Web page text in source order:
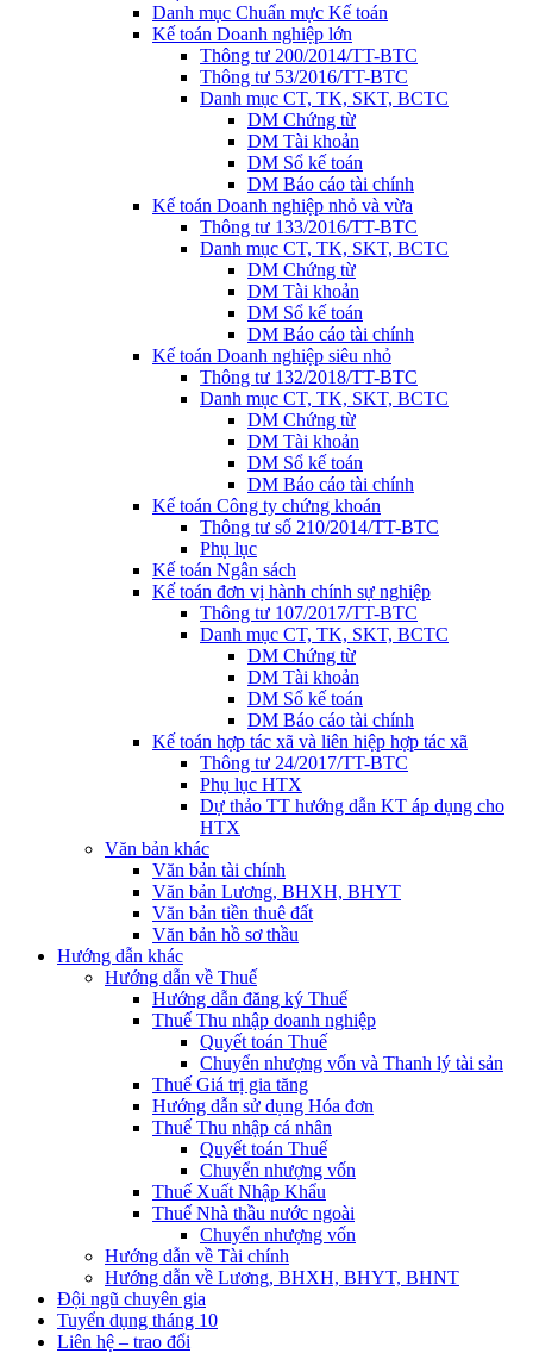
Danh mục Chuẩn mực Kế toán
Kế toán Doanh nghiệp lớn
Thông tư 200/2014/TT-BTC
Thông tư 53/2016/TT-BTC
Danh mục CT, TK, SKT, BCTC
DM Chứng từ
DM Tài khoản
DM Sổ kế toán
DM Báo cáo tài chính
Kế toán Doanh nghiệp nhỏ và vừa
Thông tư 133/2016/TT-BTC
Danh mục CT, TK, SKT, BCTC
DM Chứng từ
DM Tài khoản
DM Sổ kế toán
DM Báo cáo tài chính
Kế toán Doanh nghiệp siêu nhỏ
Thông tư 132/2018/TT-BTC
Danh mục CT, TK, SKT, BCTC
DM Chứng từ
DM Tài khoản
DM Sổ kế toán
DM Báo cáo tài chính
Kế toán Công ty chứng khoán
Thông tư số 210/2014/TT-BTC
Phụ lục
Kế toán Ngân sách
Kế toán đơn vị hành chính sự nghiệp
Thông tư 107/2017/TT-BTC
Danh mục CT, TK, SKT, BCTC
DM Chứng từ
DM Tài khoản
DM Sổ kế toán
DM Báo cáo tài chính
Kế toán hợp tác xã và liên hiệp hợp tác xã
Thông tư 24/2017/TT-BTC
Phụ lục HTX
Dự thảo TT hướng dẫn KT áp dụng cho
HTX
Văn bản khác
Văn bản tài chính
Văn bản Lương, BHXH, BHYT
Văn bản tiền thuê đất
Văn bản hồ sơ thầu
Hướng dẫn khác
Hướng dẫn về Thuế
Hướng dẫn đăng ký Thuế
Thuế Thu nhập doanh nghiệp
Quyết toán Thuế
Chuyển nhượng vốn và Thanh lý tài sản
Thuế Giá trị gia tăng
Hướng dẫn sử dụng Hóa đơn
Thuế Thu nhập cá nhân
Quyết toán Thuế
Chuyển nhượng vốn
Thuế Xuất Nhập Khẩu
Thuế Nhà thầu nước ngoài
Chuyển nhượng vốn
Hướng dẫn về Tài chính
Hướng dẫn về Lương, BHXH, BHYT, BHNT
Đội ngũ chuyên gia
Tuyển dụng tháng 10
Liên hệ – trao đổi